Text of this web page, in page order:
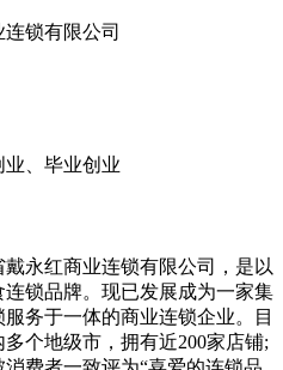
锁有限公司
、毕业创业
永红商业连锁有限公司，是以
锁品牌。现已发展成为一家集
务于一体的商业连锁企业。目
个地级市，拥有近200家店铺;